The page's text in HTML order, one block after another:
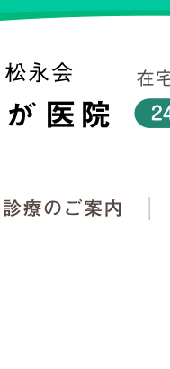
医院について